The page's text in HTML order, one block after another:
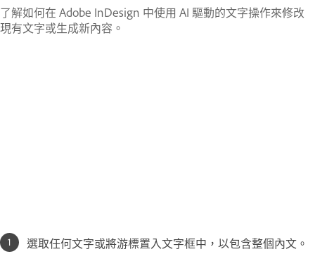
了解如何在 Adobe InDesign 中使用 AI 驅動的文字操作來修改
現有文字或生成新內容。
選取任何文字或將游標置入文字框中，以包含整個內文。